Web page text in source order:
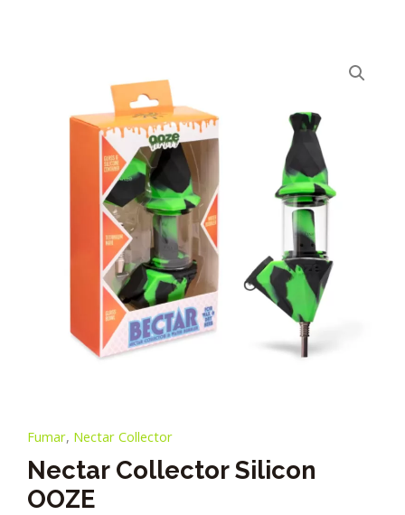
Fumar, Nectar Collector
Nectar Collector Silicon
OOZE